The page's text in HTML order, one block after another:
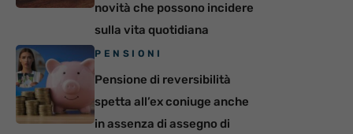
novità che possono incidere
sulla vita quotidiana
PENSIONI
Pensione di reversibilità
spetta all’ex coniuge anche
in assenza di assegno di